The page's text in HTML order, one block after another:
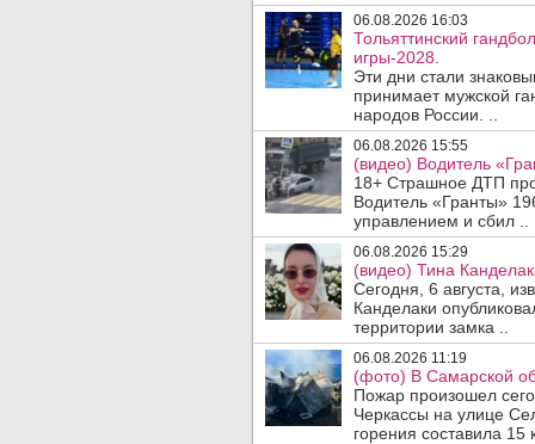
06.08.2026 16:03
Тольяттинский
игры-2028.
Эти дни стали
принимает мужской
народов России. ..
06.08.2026 15:55
(видео) Водитель
18+ Страшное ДТП
Водитель «Гранты»
управлением и сбил ..
06.08.2026 15:29
(видео) Тина
Сегодня, 6 августа,
Канделаки
территории замка ..
06.08.2026 11:19
(фото) В Самарской
Пожар произошел
Черкассы на улице
горения составила 15